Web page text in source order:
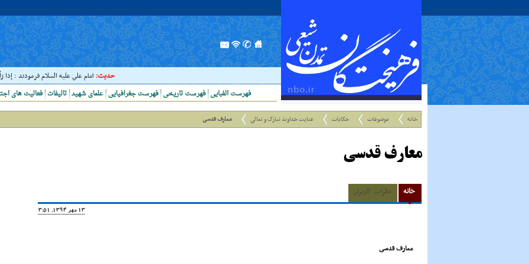
حدیث:امام علي عليه السلام فرمودند : إذا
فعالیت های تالیفات علمای شهید فهرست جغرافیایی فهرست تاریخی فهرست الفبایی
خانه موضوعات حکایات عنایت خداوند تبارک و تعالی معارف قدسى
معارف قدسى
خانه نظرات کاربران
13 مهر 1394, 13:51
معارف قدسى